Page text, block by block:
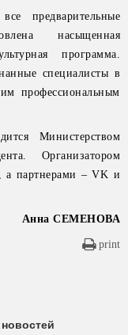
предварительные
насыщенная
программа.
специалисты в
профессиональным
Министерством
Организатором
а партнерами – VK и
Анна СЕМЕНОВА
print